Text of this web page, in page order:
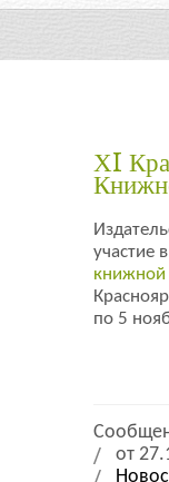
Каталог
Оплата и
Листовки
ХI
участие в
книжной
по 5
от